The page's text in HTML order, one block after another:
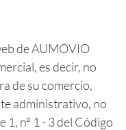
de AUMOVIO
es decir, no
de su comercio,
administrativo, no
1, nº 1 - 3 del Código